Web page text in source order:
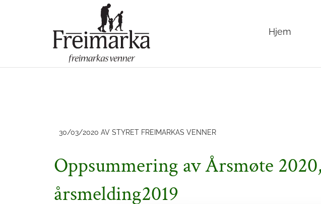
Hjem
30/03/2020 AV STYRET FREIMARKAS VENNER
Oppsummering av Årsmøte 2020,
årsmelding2019